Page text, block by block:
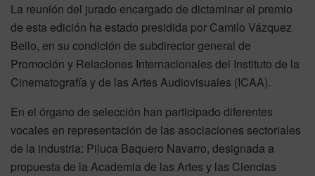
La reunión del jurado encargado de dictaminar el premio
de esta edición ha estado presidida por Camilo Vázquez
Bello, en su condición de subdirector general de
Promoción y Relaciones Internacionales del Instituto de la
Cinematografía y de las Artes Audiovisuales (ICAA).
En el órgano de selección han participado diferentes
vocales en representación de las asociaciones sectoriales
de la industria: Piluca Baquero Navarro, designada a
propuesta de la Academia de las Artes y las Ciencias